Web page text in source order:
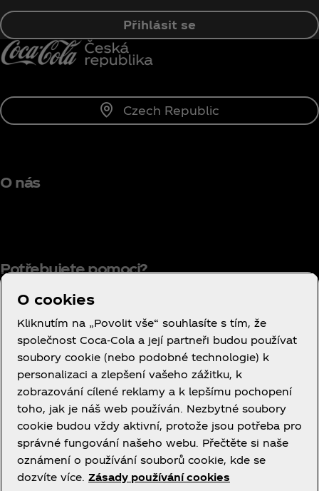
Přihlásit se
Czech Republic
O nás
Potřebujete pomoci?
Smluvní podmínky používání
Oznámení o ochraně osobních údajů
spotřebitelů
Nastavení souborů cookie
Oznámení o souborech cookie
Prohlášení o přístupnosti
O cookies
Kliknutím na „Povolit vše“ souhlasíte s tím, že
společnost Coca‑Cola a její partneři budou používat
soubory cookie (nebo podobné technologie) k
personalizaci a zlepšení vašeho zážitku, k
zobrazování cílené reklamy a k lepšímu pochopení
toho, jak je náš web používán. Nezbytné soubory
cookie budou vždy aktivní, protože jsou potřeba pro
správné fungování našeho webu. Přečtěte si naše
oznámení o používání souborů cookie, kde se
dozvíte více. Zásady používání cookies